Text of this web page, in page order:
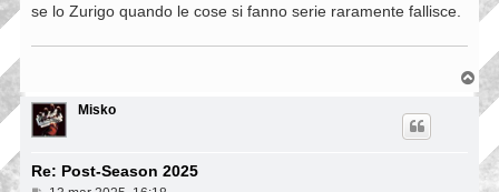
i
se lo Zurigo quando le cose si fanno serie raramente fallisce.
o
Misko
Re: Post-Season 2025